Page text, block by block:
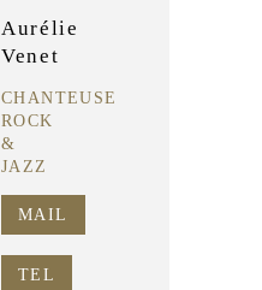
Aurélie
Venet
CHANTEUSE
ROCK
&
JAZZ
MAIL
TEL